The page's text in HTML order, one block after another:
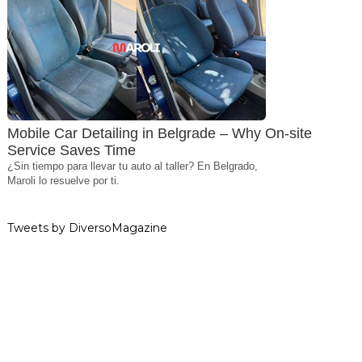
Mobile Car Detailing in Belgrade – Why On-site
Service Saves Time
¿Sin tiempo para llevar tu auto al taller? En Belgrado,
Maroli lo resuelve por ti.
Tweets by DiversoMagazine